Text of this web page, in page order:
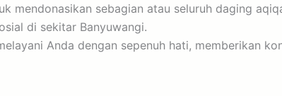
mendonasikan sebagian atau seluruh daging
di sekitar Banyuwangi.
Anda dengan sepenuh hati, memberikan